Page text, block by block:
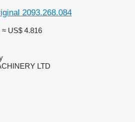
2093.268.084
≈ US$ 4.816
LTD